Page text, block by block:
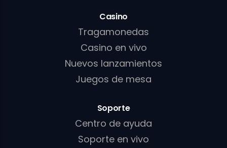
Casino
Tragamonedas
Casino en vivo
Nuevos lanzamientos
Juegos de mesa
Soporte
Centro de ayuda
Soporte en vivo